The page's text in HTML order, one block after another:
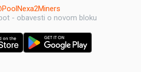
- obavesti o novom bloku